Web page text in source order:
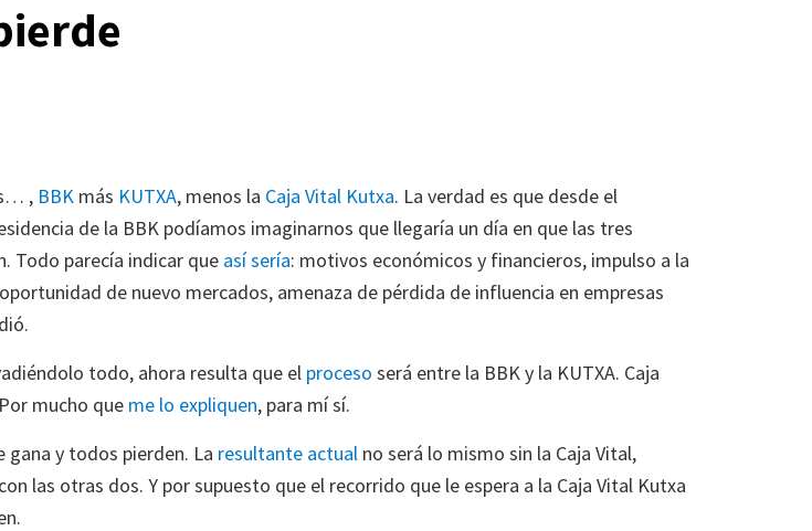
, BBKmás KUTXA, menos la Caja Vital Kutxa. La verdad es que desde el
de la BBK podíamos imaginarnos que llegaría un día en que las tres
Todo parecía indicar que así sería: motivos económicos y financieros, impulso a la
de nuevo mercados, amenaza de pérdida de influencia en empresas
todo, ahora resulta que el proceso será entre la BBK y la KUTXA. Caja
mucho que me lo expliquen, para mí sí.
gana y todos pierden. La resultante actualno será lo mismo sin la Caja Vital,
las otras dos. Y por supuesto que el recorrido que le espera a la Caja Vital Kutxa